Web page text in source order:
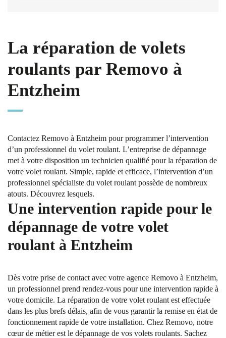
La réparation de volets
roulants par Removo à
Entzheim
Contactez Removo à Entzheim pour programmer l’intervention
d’un professionnel du volet roulant. L’entreprise de dépannage
met à votre disposition un technicien qualifié pour la réparation de
votre volet roulant. Simple, rapide et efficace, l’intervention d’un
professionnel spécialiste du volet roulant possède de nombreux
atouts. Découvrez lesquels.
Une intervention rapide pour le
dépannage de votre volet
roulant à Entzheim
Dès votre prise de contact avec votre agence Removo à Entzheim,
un professionnel prend rendez-vous pour une intervention rapide à
votre domicile. La réparation de votre volet roulant est effectuée
dans les plus brefs délais, afin de vous garantir la remise en état de
fonctionnement rapide de votre installation. Chez Removo, notre
cœur de métier est le dépannage de vos volets roulants. Sachez